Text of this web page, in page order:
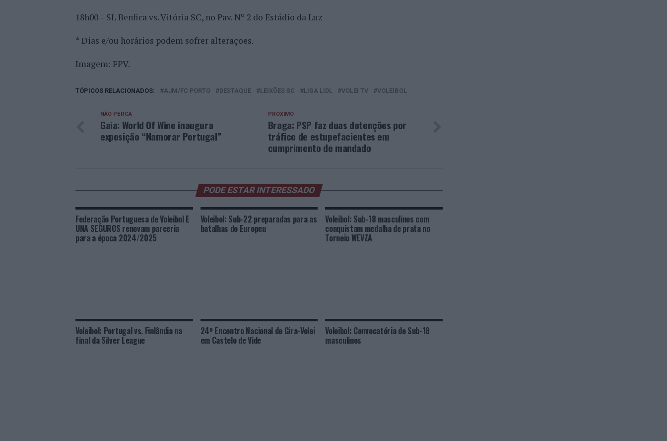
18h00 – SL Benfica vs. Vitória SC, no Pav. Nº 2 do Estádio da Luz
* Dias e/ou horários podem sofrer alterações.
Imagem: FPV.
TÓPICOS RELACIONADOS: AJM/FC PORTO DESTAQUE LEIXÕES SC LIGA LIDL VOLEI TV VOLEIBOL
PRÓXIMO
Braga: PSP faz duas detenções por
tráfico de estupefacientes em
cumprimento de mandado
NÃO PERCA
Gaia: World Of Wine inaugura
exposição “Namorar Portugal”
PODE ESTAR INTERESSADO
Federação Portuguesa de Voleibol E
UNA SEGUROS renovam parceria
para a época 2024/2025
Voleibol: Sub-22 preparadas para as
batalhas do Europeu
Voleibol: Sub-18 masculinos com
conquistam medalha de prata no
Torneio WEVZA
Voleibol: Portugal vs. Finlândia na
final da Silver League
24º Encontro Nacional de Gira-Volei
em Castelo de Vide
Voleibol: Convocatória de Sub-18
masculinos